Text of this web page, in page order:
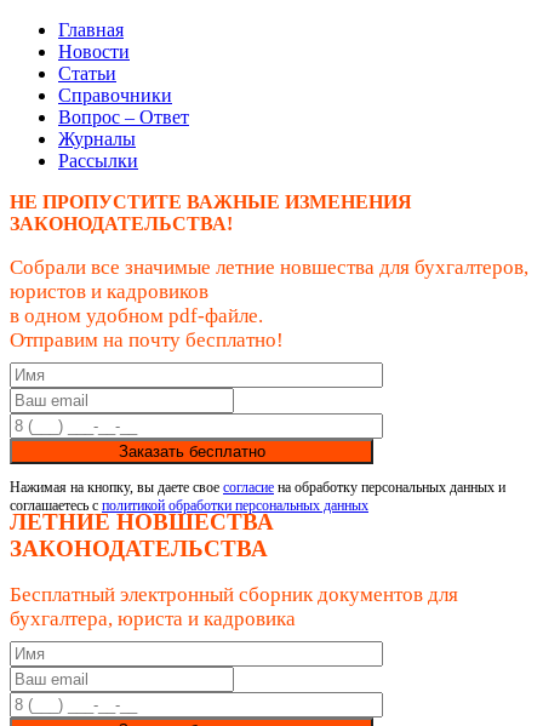
Главная
Новости
Статьи
Справочники
Вопрос – Ответ
Журналы
Рассылки
НЕ ПРОПУСТИТЕ ВАЖНЫЕ ИЗМЕНЕНИЯ
ЗАКОНОДАТЕЛЬСТВА!
Собрали все значимые летние новшества для бухгалтеров,
юристов и кадровиков
в одном удобном pdf-файле.
Отправим на почту бесплатно!
Заказать бесплатно
Нажимая на кнопку, вы даете свое согласие на обработку персональных данных и
соглашаетесь с политикой обработки персональных данных
ЛЕТНИЕ НОВШЕСТВА
ЗАКОНОДАТЕЛЬСТВА
Бесплатный электронный сборник документов для
бухгалтера, юриста и кадровика